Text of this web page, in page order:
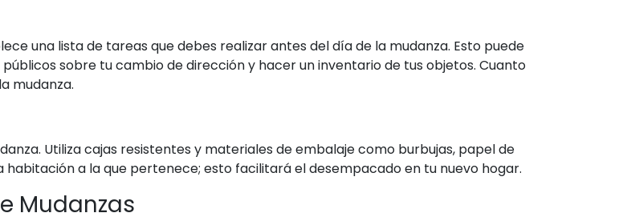
una lista de tareas que debes realizar antes del día de la mudanza. Esto puede
sobre tu cambio de dirección y hacer un inventario de tus objetos. Cuanto
mudanza.
Utiliza cajas resistentes y materiales de embalaje como burbujas, papel de
a la que pertenece; esto facilitará el desempacado en tu nuevo hogar.
Mudanzas